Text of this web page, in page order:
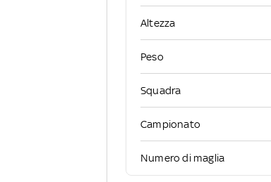
Altezza
Peso
Squadra
Campionato
Numero di maglia